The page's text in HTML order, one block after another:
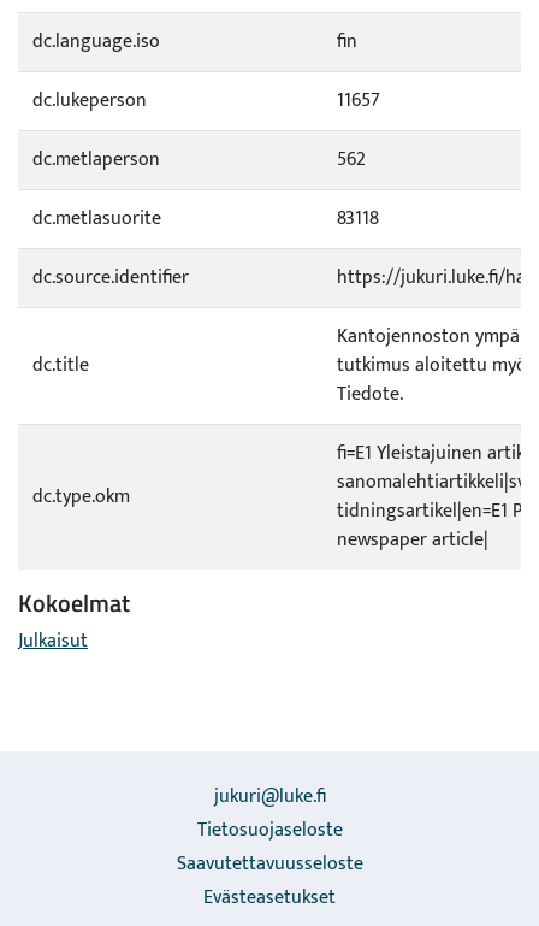
dc.language.iso
fin
dc.lukeperson
11657
dc.metlaperson
562
dc.metlasuorite
83118
dc.source.identifier
https://jukuri.luke.fi/
dc.title
Kantojennoston
tutkimus aloitettu myös
Tiedote.
dc.type.okm
fi=E1 Yleistajuinen
tidningsartikel|en=E1
newspaper article|
Kokoelmat
Julkaisut
jukuri@luke.fi
Tietosuojaseloste
Saavutettavuusseloste
Evästeasetukset